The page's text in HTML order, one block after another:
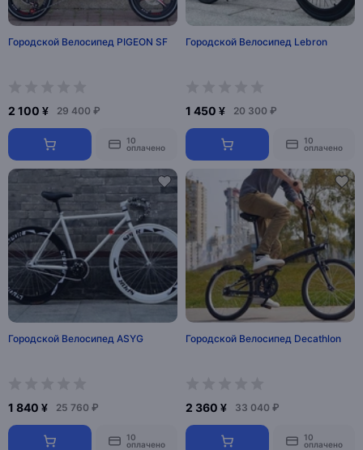
Городской Велосипед PIGEON SF
2 100 ¥ 29 400 ₽
10
оплачено
Городской Велосипед Lebron
1 450 ¥ 20 300 ₽
10
оплачено
Городской Велосипед ASYG
1 840 ¥ 25 760 ₽
10
оплачено
Городской Велосипед Decathlon
2 360 ¥ 33 040 ₽
10
оплачено